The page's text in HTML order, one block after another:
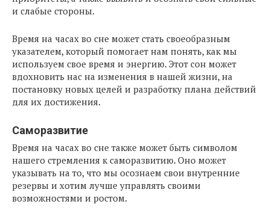
и слабые стороны.
Время на часах во сне может стать своеобразным
указателем, который помогает нам понять, как мы
используем свое время и энергию. Этот сон может
вдохновить нас на изменения в нашей жизни, на
постановку новых целей и разработку плана действий
для их достижения.
Саморазвитие
Время на часах во сне также может быть символом
нашего стремления к саморазвитию. Оно может
указывать на то, что мы осознаем свои внутренние
резервы и хотим лучше управлять своими
возможностями и ростом.